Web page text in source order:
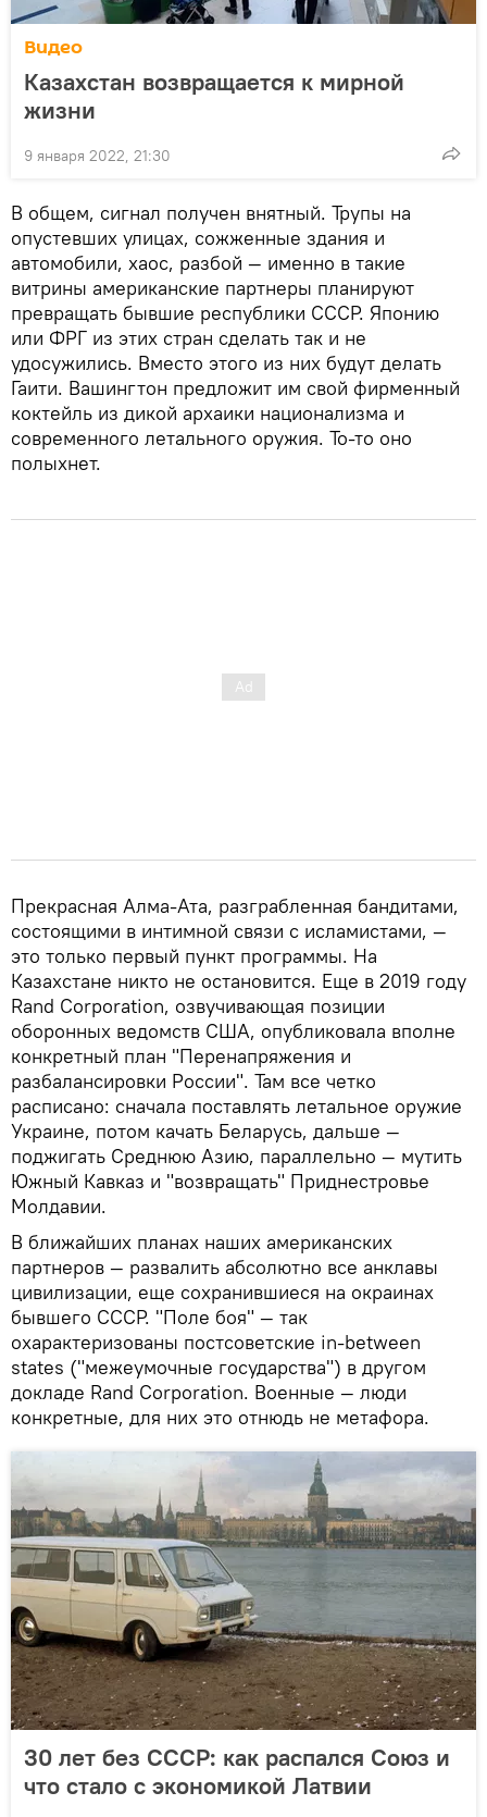
Видео
Казахстан возвращается к мирной
жизни
9 января 2022, 21:30
В общем, сигнал получен внятный. Трупы на
опустевших улицах, сожженные здания и
автомобили, хаос, разбой — именно в такие
витрины американские партнеры планируют
превращать бывшие республики СССР. Японию
или ФРГ из этих стран сделать так и не
удосужились. Вместо этого из них будут делать
Гаити. Вашингтон предложит им свой фирменный
коктейль из дикой архаики национализма и
современного летального оружия. То-то оно
полыхнет.
Прекрасная Алма-Ата, разграбленная бандитами,
состоящими в интимной связи с исламистами, —
это только первый пункт программы. На
Казахстане никто не остановится. Еще в 2019 году
Rand Corporation, озвучивающая позиции
оборонных ведомств США, опубликовала вполне
конкретный план "Перенапряжения и
разбалансировки России". Там все четко
расписано: сначала поставлять летальное оружие
Украине, потом качать Беларусь, дальше —
поджигать Среднюю Азию, параллельно — мутить
Южный Кавказ и "возвращать" Приднестровье
Молдавии.
В ближайших планах наших американских
партнеров — развалить абсолютно все анклавы
цивилизации, еще сохранившиеся на окраинах
бывшего СССР. "Поле боя" — так
охарактеризованы постсоветские in-between
states ("межеумочные государства") в другом
докладе Rand Corporation. Военные — люди
конкретные, для них это отнюдь не метафора.
30 лет без СССР: как распался Союз и
что стало с экономикой Латвии